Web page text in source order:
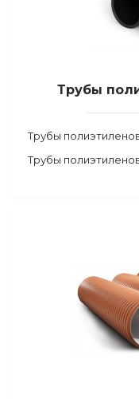
Трубы
Трубы
Трубы